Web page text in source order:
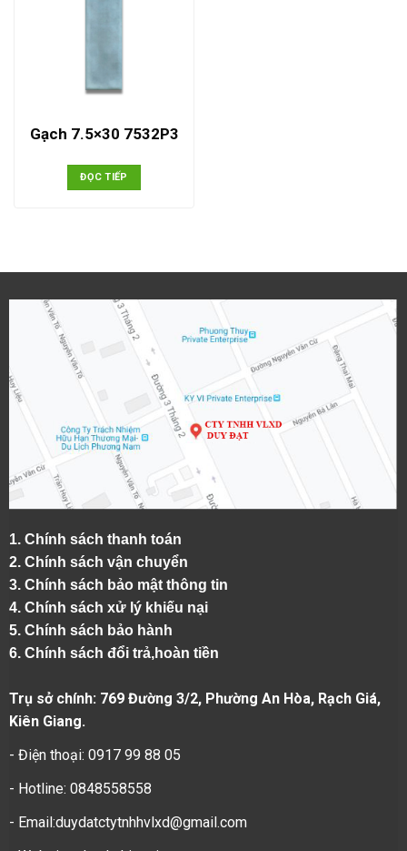
Gạch 7.5×30 7532P3
ĐỌC TIẾP
1. Chính sách thanh toán
2. Chính sách vận chuyển
3. Chính sách bảo mật thông tin
4. Chính sách xử lý khiếu nại
5. Chính sách bảo hành
6. Chính sách đổi trả,hoàn tiền
Trụ sở chính: 769 Đường 3/2, Phường An Hòa, Rạch Giá,
Kiên Giang.
- Điện thoại: 0917 99 88 05
- Hotline: 0848558558
- Email:duydatctytnhhvlxd@gmail.com